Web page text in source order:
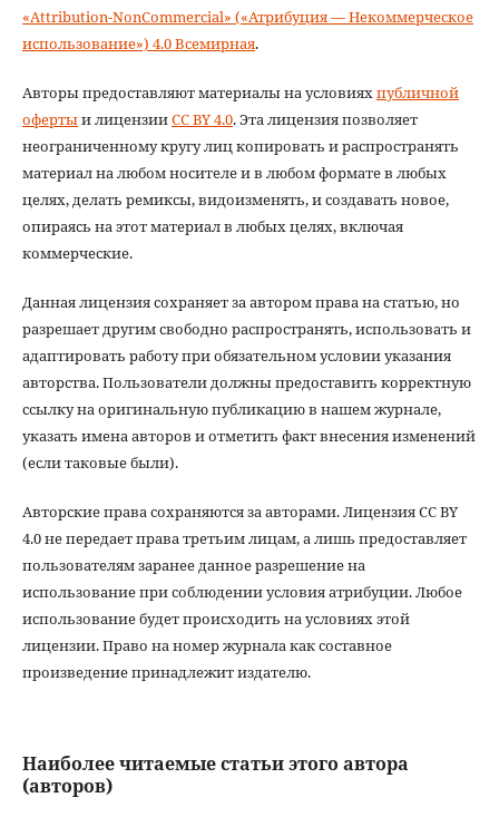
«Attribution-NonCommercial» («Атрибуция — Некоммерческое
использование») 4.0 Всемирная.
Авторы предоставляют материалы на условияхпубличной
офертыи лицензииCC BY 4.0. Эта лицензия позволяет
неограниченному кругу лиц копировать и распространять
материал на любом носителе и в любом формате в любых
целях, делать ремиксы, видоизменять, и создавать новое,
опираясь на этот материал в любых целях, включая
коммерческие.
Данная лицензия сохраняет за автором права на статью, но
разрешает другим свободно распространять, использовать и
адаптировать работу при обязательном условии указания
авторства. Пользователи должны предоставить корректную
ссылку на оригинальную публикацию в нашем журнале,
указать имена авторов и отметить факт внесения изменений
(если таковые были).
Авторские права сохраняются за авторами. Лицензия CC BY
4.0 не передает права третьим лицам, а лишь предоставляет
пользователям заранее данное разрешение на
использование при соблюдении условия атрибуции. Любое
использование будет происходить на условиях этой
лицензии. Право на номер журнала как составное
произведение принадлежит издателю.
Наиболее читаемые статьи этого автора
(авторов)